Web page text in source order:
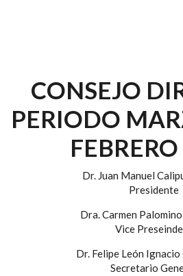
CONSEJO
PERIODO
Dr. Juan Manuel
Presidente
Dra. Carmen
Vice
Dr. Felipe León
Secretario